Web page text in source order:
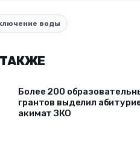
воды
Более 200
грантов выделил
акимат ЗКО